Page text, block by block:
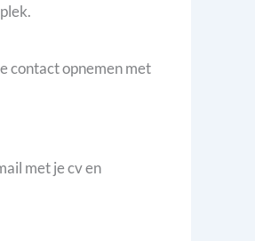
contact opnemen met
met je cv en